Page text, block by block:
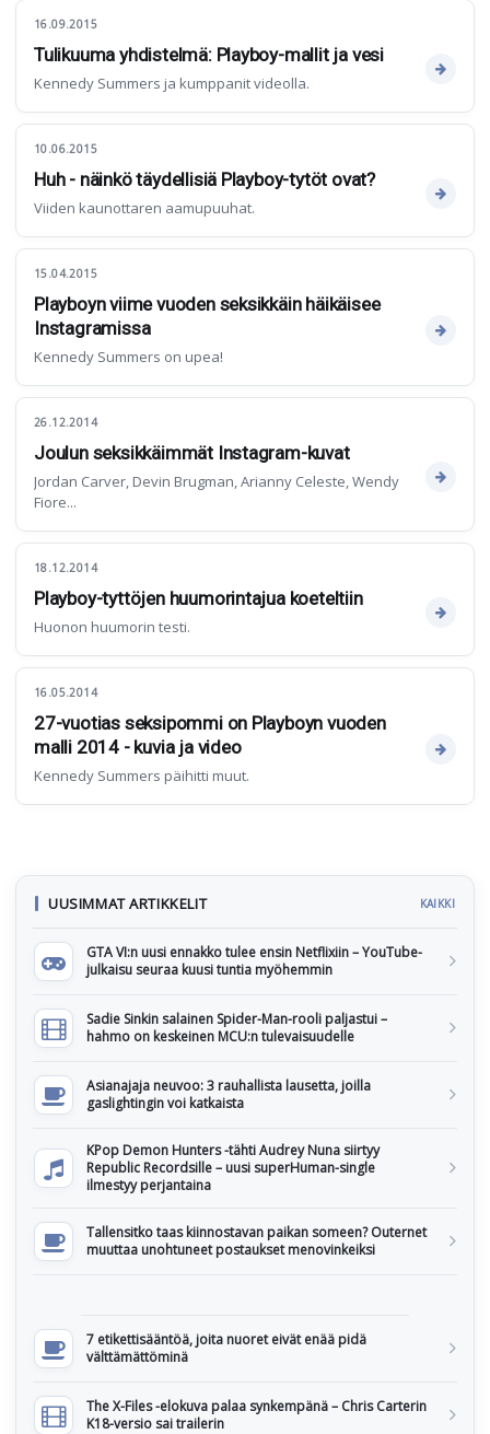
16.09.2015
Tulikuuma yhdistelmä: Playboy-mallit ja vesi
Kennedy Summers ja kumppanit videolla.
10.06.2015
Huh - näinkö täydellisiä Playboy-tytöt ovat?
Viiden kaunottaren aamupuuhat.
15.04.2015
Playboyn viime vuoden seksikkäin häikäisee
Instagramissa
Kennedy Summers on upea!
26.12.2014
Joulun seksikkäimmät Instagram-kuvat
Jordan Carver, Devin Brugman, Arianny Celeste, Wendy
Fiore...
18.12.2014
Playboy-tyttöjen huumorintajua koeteltiin
Huonon huumorin testi.
16.05.2014
27-vuotias seksipommi on Playboyn vuoden
malli 2014 - kuvia ja video
Kennedy Summers päihitti muut.
UUSIMMAT ARTIKKELIT KAIKKI
GTA VI:n uusi ennakko tulee ensin Netflixiin – YouTube-
julkaisu seuraa kuusi tuntia myöhemmin
Sadie Sinkin salainen Spider-Man-rooli paljastui –
hahmo on keskeinen MCU:n tulevaisuudelle
Asianajaja neuvoo: 3 rauhallista lausetta, joilla
gaslightingin voi katkaista
KPop Demon Hunters -tähti Audrey Nuna siirtyy
Republic Recordsille – uusi superHuman-single
ilmestyy perjantaina
Tallensitko taas kiinnostavan paikan someen? Outernet
muuttaa unohtuneet postaukset menovinkeiksi
7 etikettisääntöä, joita nuoret eivät enää pidä
välttämättöminä
The X-Files -elokuva palaa synkempänä – Chris Carterin
K18-versio sai trailerin